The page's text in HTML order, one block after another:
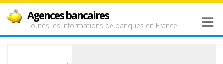
Agences bancaires
Toutes les informations de banques en France